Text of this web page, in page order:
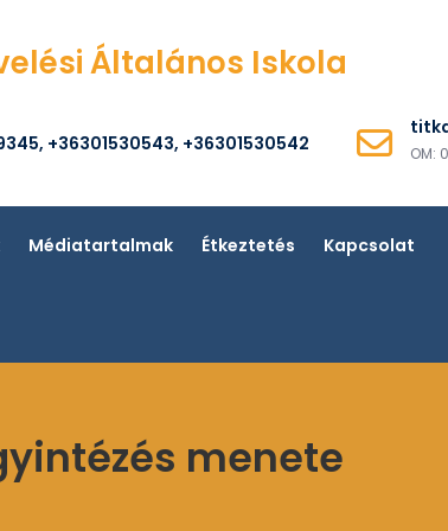
Általános Iskola
+36301530543, +36301530542 OM:
Médiatartalmak Étkeztetés Kapcsolat
menete